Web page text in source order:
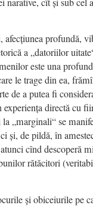
profundă,
a „datoriilor
este una
le trage din ea,
de a putea fi
directă cu
„marginali“ se
și, de pildă, în
cînd descoperă
rătăcitori
și obiceiurile pe